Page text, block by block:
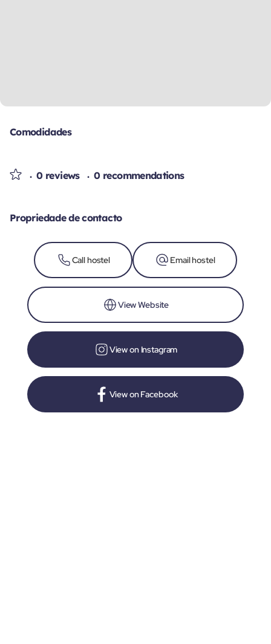
Comodidades
0 reviews 0 recommendations
Propriedade de contacto
Call hostel Email hostel
View Website
View on Instagram
View on Facebook